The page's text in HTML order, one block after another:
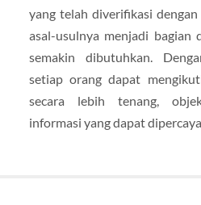
yang telah diverifikasi
asal-usulnya menjadi
semakin dibutuhkan.
setiap orang dapat
secara lebih tenang,
informasi yang dapat